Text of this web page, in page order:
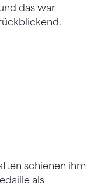
das war
schienen ihm
als